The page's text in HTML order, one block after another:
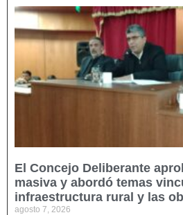
El Concejo Deliberante
masiva y abordó temas
infraestructura rural y las
agosto 7, 2026